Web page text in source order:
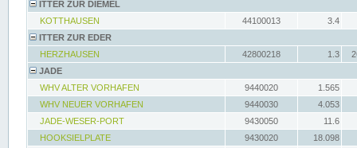
ITTER ZUR DIEMEL
KOTTHAUSEN
44100013
3.4
ITTER ZUR EDER
HERZHAUSEN
42800218 1.3
JADE
WHV ALTER VORHAFEN
9440020
1.565
WHV NEUER VORHAFEN
9440030
4.053
JADE-WESER-PORT
9430050
11.6
HOOKSIELPLATE
9430020
18.098